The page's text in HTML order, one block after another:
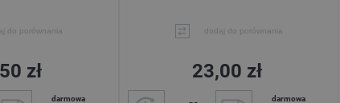
do porównania
zł
darmowa
dodaj do porównania
23,00 zł
darmowa